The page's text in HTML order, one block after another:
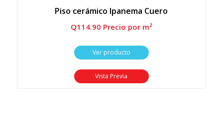
Piso cerámico Ipanema Cuero
Q114.90 Precio por m²
Ver producto
Vista Previa